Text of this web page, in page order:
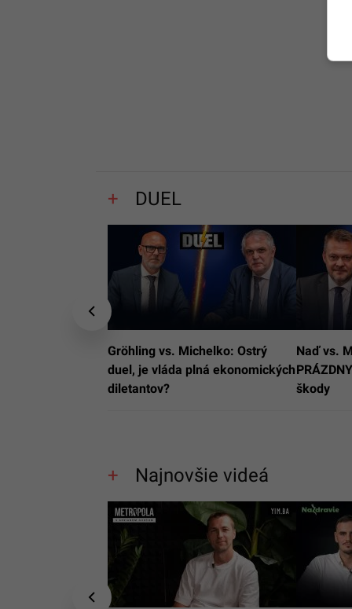
DUEL
Gröhling vs. Michelko: Ostrý
duel, je vláda plná ekonomických
diletantov?
Naď vs.
škody
Najnovšie videá